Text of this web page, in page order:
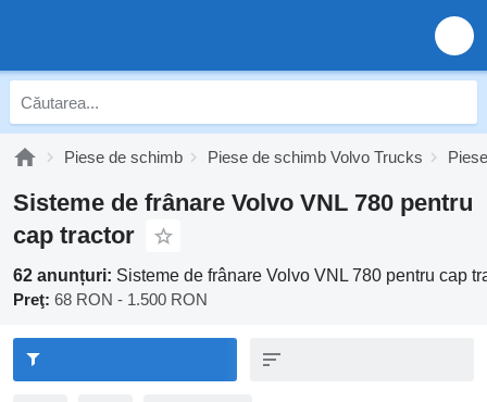
Piese de schimb Piese de schimb Volvo Trucks
Sisteme de frânare Volvo VNL 780 pentru
cap tractor
62 anunțuri: Sisteme de frânare Volvo VNL 780 pentru cap
Preţ: 68 RON - 1.500 RON